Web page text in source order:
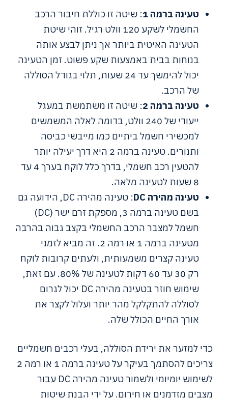
טעינה ברמה 1
: שיטה זו כוללת חיבור הרכב
החשמלי לשקע 120 וולט רגיל. זוהי שיטת
הטעינה האיטית ביותר אך ניתן לבצע אותה
בנוחות בבית באמצעות שקע פשוט. זמן הטעינה
יכול להימשך עד 24 שעות, תלוי בגודל הסוללה
של הרכב.
טעינה ברמה 2
: שיטה זו משתמשת במעגל
ייעודי של 240 וולט, בדומה לאלה המשמשים
למכשירי חשמל ביתיים כמו מייבשי כביסה
ותנורים. טעינה ברמה 2 היא דרך יעילה יותר
להטעין רכב חשמלי, בדרך כלל לוקח בערך 4 עד
8 שעות לטעינה מלאה.
טעינה מהירה DC
: טעינה מהירה DC, הידועה גם
בשם טעינה ברמה 3, מספקת זרם ישר (DC)
חשמל למצבר הרכב החשמלי בקצב גבוה בהרבה
מטעינה ברמה 1 או רמה 2. זה מביא לזמני
טעינה קצרים משמעותית, ולעתים קרובות לוקח
רק 30 עד 60 דקות לטעינה של 80%. עם זאת,
שימוש חוזר בטעינה מהירה DC יכול לגרום
לסוללה להתקלקל מהר יותר ועלול לקצר את
אורך החיים הכולל שלה.
כדי למזער את ירידת הסוללה, בעלי רכבים חשמליים
צריכים להסתמך בעיקר על טעינה ברמה 1 או רמה 2
לשימוש יומיומי ולשמור טעינה מהירה DC עבור
מצבים מזדמנים או חירום. על ידי הבנת שיטות